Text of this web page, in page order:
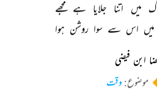
میں اتنا جلایا ہے مجھے
میں اس سے سوا روشن ہوا
ابن فیضی
موضوع: وقت